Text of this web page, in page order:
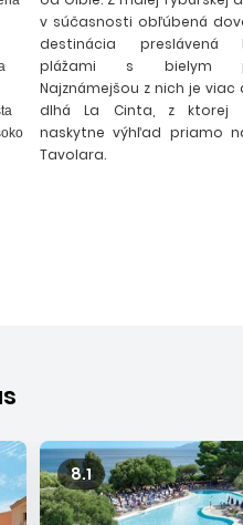
a divé ruže, zelená lesy,
historické mesto Nora. O
Európy. Sardínčania si
svoje budúce generácie.
len pred sto rokmi, v
Hollywoodu - na
prístavom Porto Cervo
Neváhajte navštíviť
na najkrajších
sa v zálive Glofo dell
v súčasnosti obľúbená
destinácia preslávená
plážami s bielym
Najznámejšou z nich je viac
dlhá La Cinta, z ktorej
naskytne výhľad priamo
Tavolara.
8.1